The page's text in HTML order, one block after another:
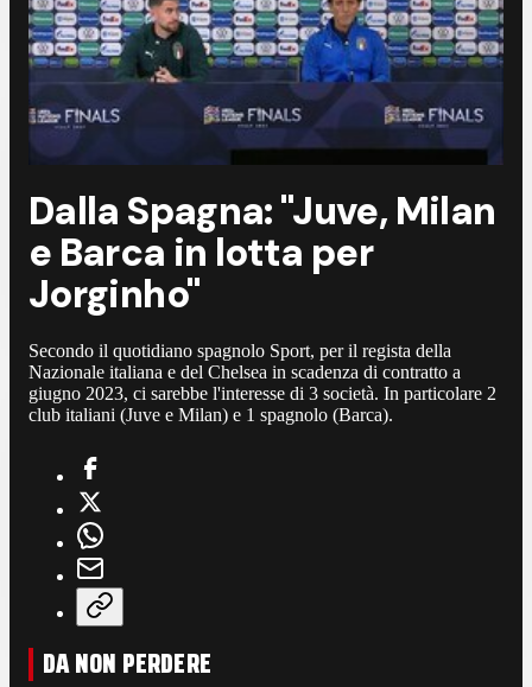
Dalla Spagna: "Juve, Milan
e Barca in lotta per
Jorginho"
Secondo il quotidiano spagnolo Sport, per il regista della
Nazionale italiana e del Chelsea in scadenza di contratto a
giugno 2023, ci sarebbe l'interesse di 3 società. In particolare 2
club italiani (Juve e Milan) e 1 spagnolo (Barca).
DA NON PERDERE